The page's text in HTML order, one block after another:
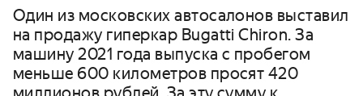
Один из московских автосалонов выставил
на продажу гиперкар Bugatti Chiron. За
машину 2021 года выпуска с пробегом
меньше 600 километров просят 420